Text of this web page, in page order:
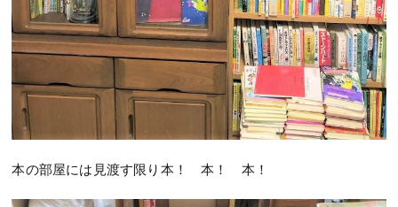
本の部屋には見渡す限り本！ 本！ 本！